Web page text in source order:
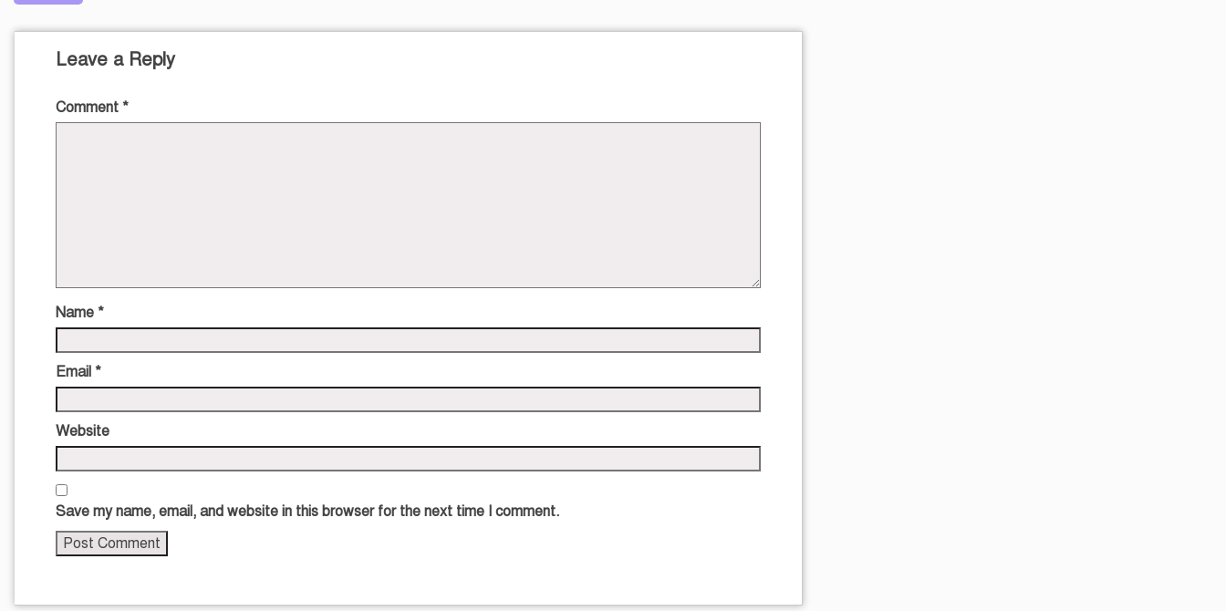
Leave a Reply
Comment *
Name *
Email *
Website
Save my name, email, and website in this browser for the next time I comment.